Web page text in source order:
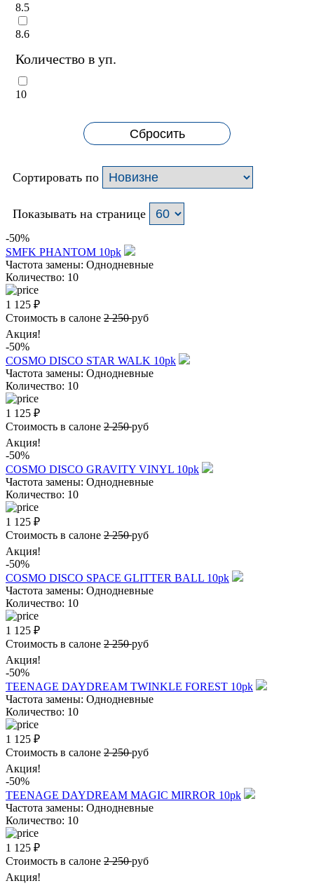
8.5
8.6
Количество в уп.
10
Сбросить
Сортировать по
Показывать на странице
-50%
SMFK PHANTOM 10pk
Частота замены: Однодневные
Количество: 10
1 125 ₽
Стоимость в салоне 2 250руб
Акция!
-50%
COSMO DISCO STAR WALK 10pk
Частота замены: Однодневные
Количество: 10
1 125 ₽
Стоимость в салоне 2 250руб
Акция!
-50%
COSMO DISCO GRAVITY VINYL 10pk
Частота замены: Однодневные
Количество: 10
1 125 ₽
Стоимость в салоне 2 250руб
Акция!
-50%
COSMO DISCO SPACE GLITTER BALL 10pk
Частота замены: Однодневные
Количество: 10
1 125 ₽
Стоимость в салоне 2 250руб
Акция!
-50%
TEENAGE DAYDREAM TWINKLE FOREST 10pk
Частота замены: Однодневные
Количество: 10
1 125 ₽
Стоимость в салоне 2 250руб
Акция!
-50%
TEENAGE DAYDREAM MAGIC MIRROR 10pk
Частота замены: Однодневные
Количество: 10
1 125 ₽
Стоимость в салоне 2 250руб
Акция!